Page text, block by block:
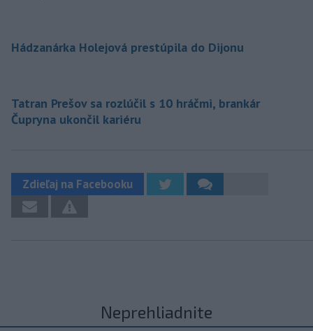
Hádzanárka Holejová prestúpila do Dijonu
Tatran Prešov sa rozlúčil s 10 hráčmi, brankár
Čupryna ukončil kariéru
Zdieľaj na Facebooku
Neprehliadnite